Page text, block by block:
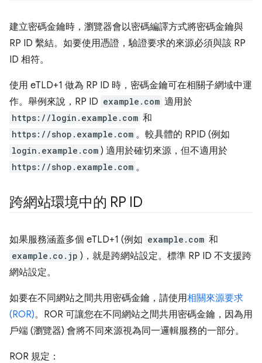
建立密碼金鑰時，瀏覽器會以密碼編譯方式將密碼金鑰與
RP ID 繫結。如要使用憑證，驗證要求的來源必須與該 RP
ID 相符。
使用 eTLD+1 做為 RP ID 時，密碼金鑰可在相關子網域中運
作。舉例來說，RP ID example.com 適用於
https://login.example.com 和
https://shop.example.com 。較具體的 RPID (例如
login.example.com ) 適用於確切來源，但不適用於
https://shop.example.com 。
跨網站環境中的 RP ID
如果服務涵蓋多個 eTLD+1 (例如 example.com 和
example.co.jp )，就是跨網站設定。標準 RP ID 不支援跨
網站設定。
如要在不同網站之間共用密碼金鑰，請使用相關來源要求
(ROR)。ROR 可讓您在不同網站之間共用密碼金鑰，因為用
戶端 (瀏覽器) 會將不同來源視為同一邏輯服務的一部分。
ROR 規定：